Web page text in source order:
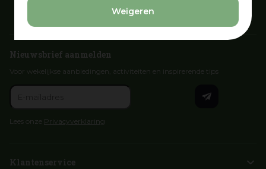
Weigeren
Nieuwsbrief aanmelden
Voor wekelijkse aanbiedingen, activiteiten en inspirerende tips
Lees onze Privacyverklaring
Klantenservice